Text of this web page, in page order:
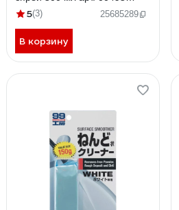
119083
5(3) 25685289
В корзину